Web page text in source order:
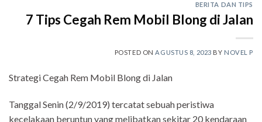
BERITA DAN TIPS
7 Tips Cegah Rem Mobil Blong di Jalan
POSTED ONAGUSTUS 8, 2023 BY NOVEL P
Strategi Cegah Rem Mobil Blong di Jalan
Tanggal Senin (2/9/2019) tercatat sebuah peristiwa
kecelakaan beruntun yang melibatkan sekitar 20 kendaraan